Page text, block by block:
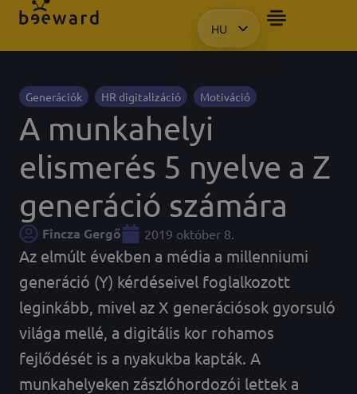
HU
EN
PL
Generációk HR digitalizáció Motiváció
A munkahelyi
elismerés 5 nyelve a Z
generáció számára
Fincza Gergő 2019 október 8.
Az elmúlt években a média a millenniumi
generáció (Y) kérdéseivel foglalkozott
leginkább, mivel az X generációsok gyorsuló
világa mellé, a digitális kor rohamos
fejlődését is a nyakukba kapták. A
munkahelyeken zászlóhordozói lettek a